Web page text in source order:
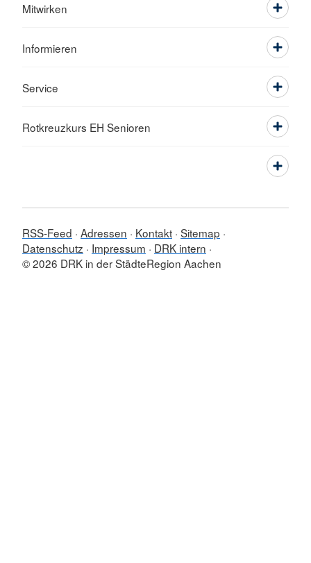
Mitwirken
Informieren
Service
Rotkreuzkurs EH Senioren
RSS-Feed Adressen Kontakt Sitemap
Datenschutz
Impressum
DRK intern
© 2026 DRK in der StädteRegion Aachen